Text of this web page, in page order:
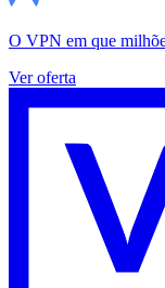
O VPN em que
Ver oferta